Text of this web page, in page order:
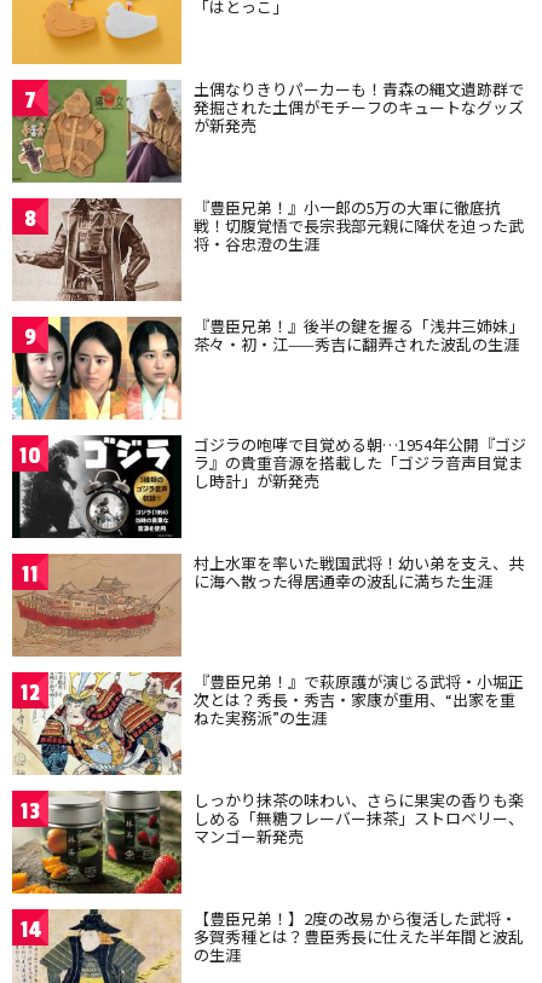
「はとっこ」
7 土偶なりきりパーカーも！青森の縄文遺跡群で
発掘された土偶がモチーフのキュートなグッズ
が新発売
8 『豊臣兄弟！』小一郎の5万の大軍に徹底抗
戦！切腹覚悟で長宗我部元親に降伏を迫った武
将・谷忠澄の生涯
9 『豊臣兄弟！』後半の鍵を握る「浅井三姉妹」
茶々・初・江——秀吉に翻弄された波乱の生涯
10 ゴジラの咆哮で目覚める朝…1954年公開『ゴジ
ラ』の貴重音源を搭載した「ゴジラ音声目覚ま
し時計」が新発売
11 村上水軍を率いた戦国武将！幼い弟を支え、共
に海へ散った得居通幸の波乱に満ちた生涯
12 『豊臣兄弟！』で萩原護が演じる武将・小堀正
次とは？秀長・秀吉・家康が重用、“出家を重
ねた実務派”の生涯
13 しっかり抹茶の味わい、さらに果実の香りも楽
しめる「無糖フレーバー抹茶」ストロベリー、
マンゴー新発売
14 【豊臣兄弟！】2度の改易から復活した武将・
多賀秀種とは？豊臣秀長に仕えた半年間と波乱
の生涯